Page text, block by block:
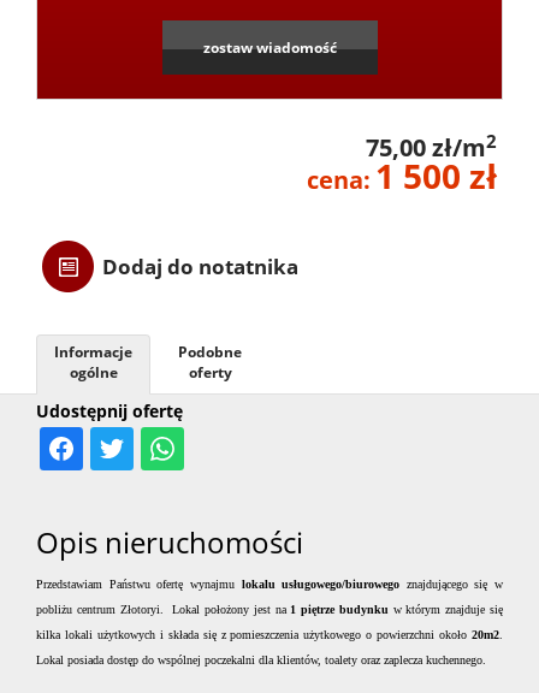
Danych
zostaw wiadomość
75,00 zł/m2
cena: 1 500 zł
Dodaj do notatnika
Udostępnij ofertę
Informacje
ogólne
Podobne
oferty
Opis nieruchomości
Przedstawiam Państwu ofertę wynajmu lokalu usługowego/biurowego znajdującego się w
pobliżu centrum Złotoryi.
Lokal położony jest na 1 piętrze budynkuw którym znajduje się
kilka lokali użytkowych i składa się z pomieszczenia użytkowego o powierzchni około 20m2.
Lokal posiada dostęp do wspólnej poczekalni dla klientów, toalety oraz zaplecza kuchennego.